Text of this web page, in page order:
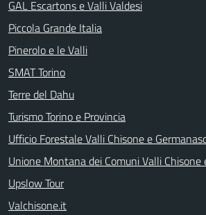
GAL Escartons e Valli Valdesi
Piccola Grande Italia
Pinerolo e le Valli
SMAT Torino
Terre del Dahu
Turismo Torino e Provincia
Ufficio Forestale Valli Chisone e
Unione Montana dei Comuni Valli Chisone
Upslow Tour
Valchisone.it